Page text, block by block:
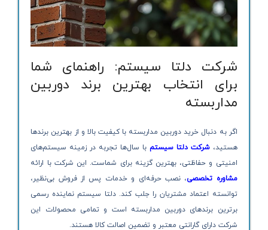
شرکت دلتا سیستم: راهنمای شما
برای انتخاب بهترین برند دوربین
مداربسته
اگر به دنبال خرید دوربین مداربسته با کیفیت بالا و از بهترین برندها
هستید،شرکت دلتا سیستم با سال‌ها تجربه در زمینه سیستم‌های
امنیتی و حفاظتی، بهترین گزینه برای شماست. این شرکت با ارائه
مشاوره تخصصی، نصب حرفه‌ای و خدمات پس از فروش بی‌نظیر،
توانسته اعتماد مشتریان را جلب کند. دلتا سیستم نماینده رسمی
برترین برندهای دوربین مداربسته است و تمامی محصولات این
شرکت دارای گارانتی معتبر و تضمین اصالت کالا هستند.